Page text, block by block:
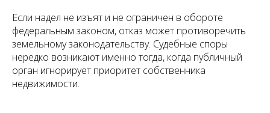
Если надел не изъят и не ограничен в обороте
федеральным законом, отказ может противоречить
земельному законодательству. Судебные споры
нередко возникают именно тогда, когда публичный
орган игнорирует приоритет собственника
недвижимости.